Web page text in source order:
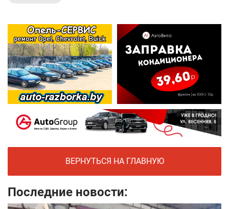
ВЕРНУТЬСЯ НА ГЛАВНУЮ
Последние новости: